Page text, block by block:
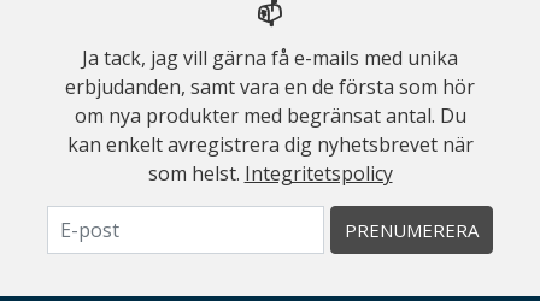
📫
Ja tack, jag vill gärna få e-mails med unika
erbjudanden, samt vara en de första som hör
om nya produkter med begränsat antal. Du
kan enkelt avregistrera dig nyhetsbrevet när
som helst. Integritetspolicy
PRENUMERERA